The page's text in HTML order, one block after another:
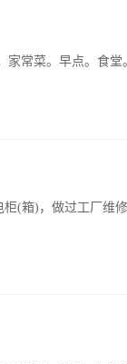
家常菜。早点。食堂
(箱)，做过工厂维